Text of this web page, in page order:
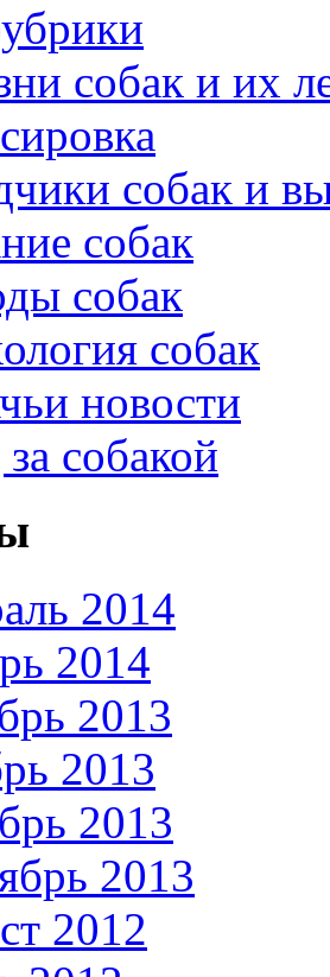
собак и их
собак и
собак
собак
собак
новости
собакой
2014
2014
2013
2013
2013
2013
2012